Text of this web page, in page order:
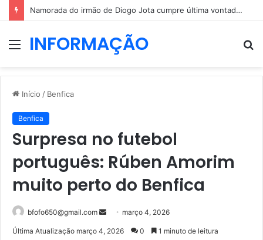
Namorada do irmão de Diogo Jota cumpre última vontade do jovem
MenuINFORMAÇÃO
Início / Benfica
Benfica
Surpresa no futebol
português: Rúben Amorim
muito perto do Benfica
bfofo650@gmail.com
Mandemarço 4, 2026
Última Atualização março 4, 2026 0 1 minuto de leitura